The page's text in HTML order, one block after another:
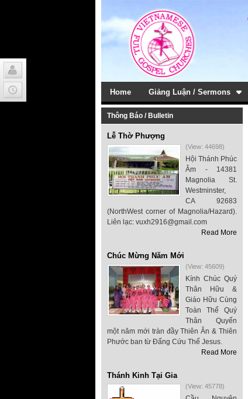
Home Giảng Luận / Sermons
Thông Báo / Bulletin
Lễ Thờ Phượng
(View: 44698)
Hội Thánh Phúc
Âm - 14381
Magnolia St.
Westminster,
CA 92683
(NorthWest corner of Magnolia/Hazard).
Liên lạc: vuxh2916@gmail.com
Read More
Chúc Mừng Năm Mới
(View: 45609)
Kính Chúc Quý
Thân Hữu &
Giáo Hữu Cùng
Toàn Thể Quý
Thân Quyến
một năm mới tràn đầy Thiên Ân & Thiên
Phước ban từ Đấng Cứu Thế Jesus.
Read More
Thánh Kinh Tại Gia
(View: 45778)